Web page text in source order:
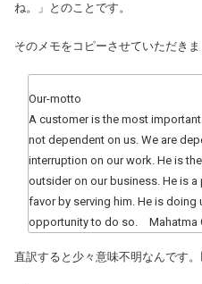
ね。」とのことです。
そのメモをコピーさせていただきま
Our-motto
A customer is the most
not dependent on us. We are
interruption on our work. He is
outsider on our business. He is
favor by serving him. He is doing
opportunity to do so. Mahatma
直訳すると少々意味不明なんです